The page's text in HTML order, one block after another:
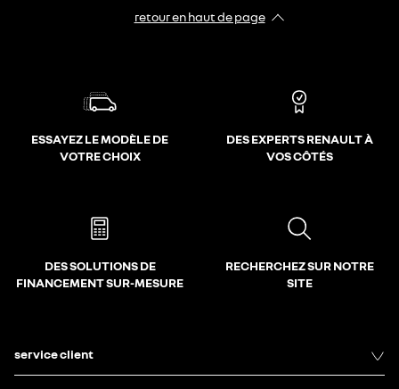
retour en haut de page​
ESSAYEZ LE MODÈLE DE
VOTRE CHOIX
DES EXPERTS RENAULT À
VOS CÔTÉS
DES SOLUTIONS DE
FINANCEMENT SUR-MESURE
RECHERCHEZ SUR NOTRE
SITE
service client